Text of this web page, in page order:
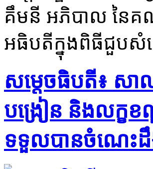
គឹមនី អភិបាល នៃគ
អធិបតីក្នុងពិធីជួ
សម្ដេចធិបតី​៖ សា
បង្រៀន និងលក្ខខ
ទទួលបានចំណេះ